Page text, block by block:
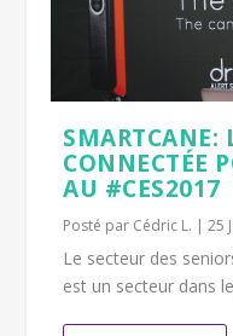
SMARTCANE:
CONNECTÉE
AU #CES2017
Posté par Cédric L. |25
Le secteur des
est un secteur dans